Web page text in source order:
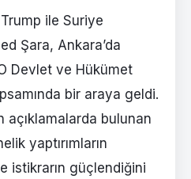
ile Suriye
Şara, Ankara’da
Devlet ve Hükümet
bir araya geldi.
açıklamalarda bulunan
yaptırımların
istikrarın güçlendiğini